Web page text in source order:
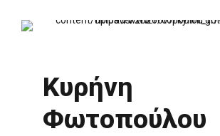
Κυρήνη
Φωτοπούλου